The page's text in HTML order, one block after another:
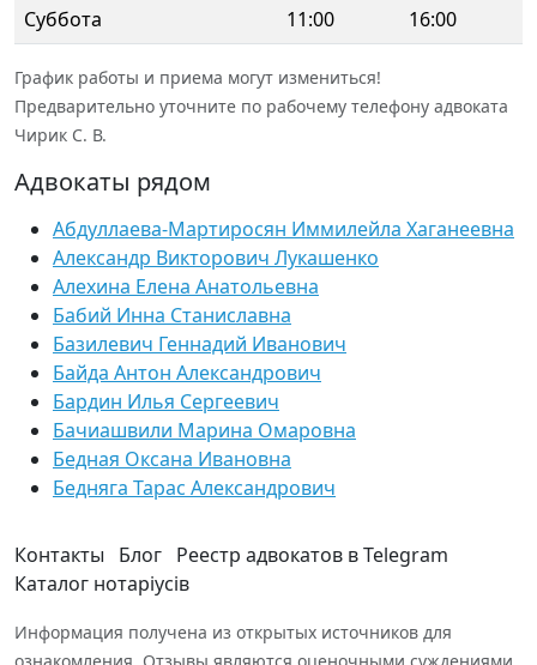
Суббота
11:00 16:00
График работы и приема могут измениться!
Предварительно уточните по рабочему телефону адвоката
Чирик С. В.
Адвокаты рядом
Абдуллаева-Мартиросян Иммилейла Хаганеевна
Александр Викторович Лукашенко
Алехина Елена Анатольевна
Бабий Инна Станиславна
Базилевич Геннадий Иванович
Байда Антон Александрович
Бардин Илья Сергеевич
Бачиашвили Марина Омаровна
Бедная Оксана Ивановна
Бедняга Тарас Александрович
Контакты Блог Реестр адвокатов в Telegram
Каталог нотаріусів
Информация получена из открытых источников для